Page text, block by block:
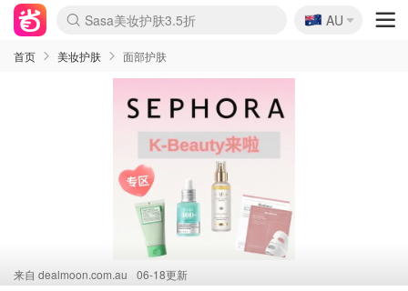
lululemon折扣上新
Sasa美妆护肤3.5折
SSENSE年中2.5折
FreshBeauty好价汇总
Cettire降价+叠9折
WWS Coles超市实拍
viagogo二手票捡漏
Myer超级周末
The Outnet奢牌1折起
David Jones 3折起
Flannels大牌1折
Perfumes Club护肤1折
AMIRO面罩$251
Amazon折扣汇总
eToro入金$200送$50
Amazon数码好物
ICONIC本周7.5折
ThedoubleF高奢地板价
Moose Knuckles 6折
EUFY摄像头$98
Selenichast首饰2折
Trip机票酒店促销
YSL送5件彩妆礼
Amazon家居好物
Amazon美妆护肤
雅漾大喷$8
过敏原检测盒$33
科颜氏高保湿面霜$29
SEALIFE海洋馆门票6折
丝塔芙大白罐$16
订阅Newsletter送香薰
Cult Beauty 6.8折
Harrods圣诞日历$525
LN-CC奢牌私促3折
d'Alba空姐喷雾$16
EVE LOM套装£56
Bernardelli独家4折
Adore Beauty 6折起
CT圣诞日历
Mytheresa奢品2.7折
Luxury Escapes 9折
Currentbody美容仪$881
MOON Garden Live
Roborock扫地机$649
Tingo Life水杯$24
Valentino官网5折
CR洗护套装$23
修丽可4件套$159
Myer彩妆2件7折
GANNI官网4.5折
Stylevana韩妆4折
Tessabit高奢8.5折
OGX洗发水$11
Amazon阿德莱德次日达
卡诗8.5折+赠礼
Philips Hue灯具8折
🇦🇺
AU
首页 美妆护肤 面部护肤
来自 dealmoon.com.au 06-18更新